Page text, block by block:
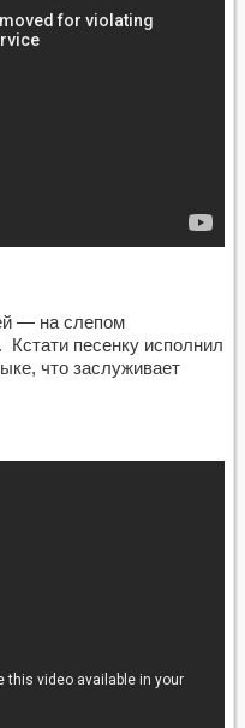
— на слепом
песенку исполнил
что заслуживает